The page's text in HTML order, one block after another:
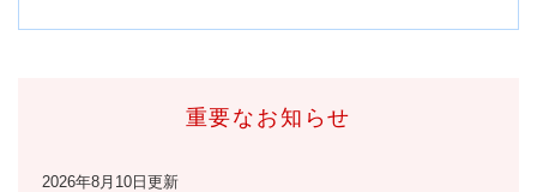
重要なお知らせ
2026年8月10日更新